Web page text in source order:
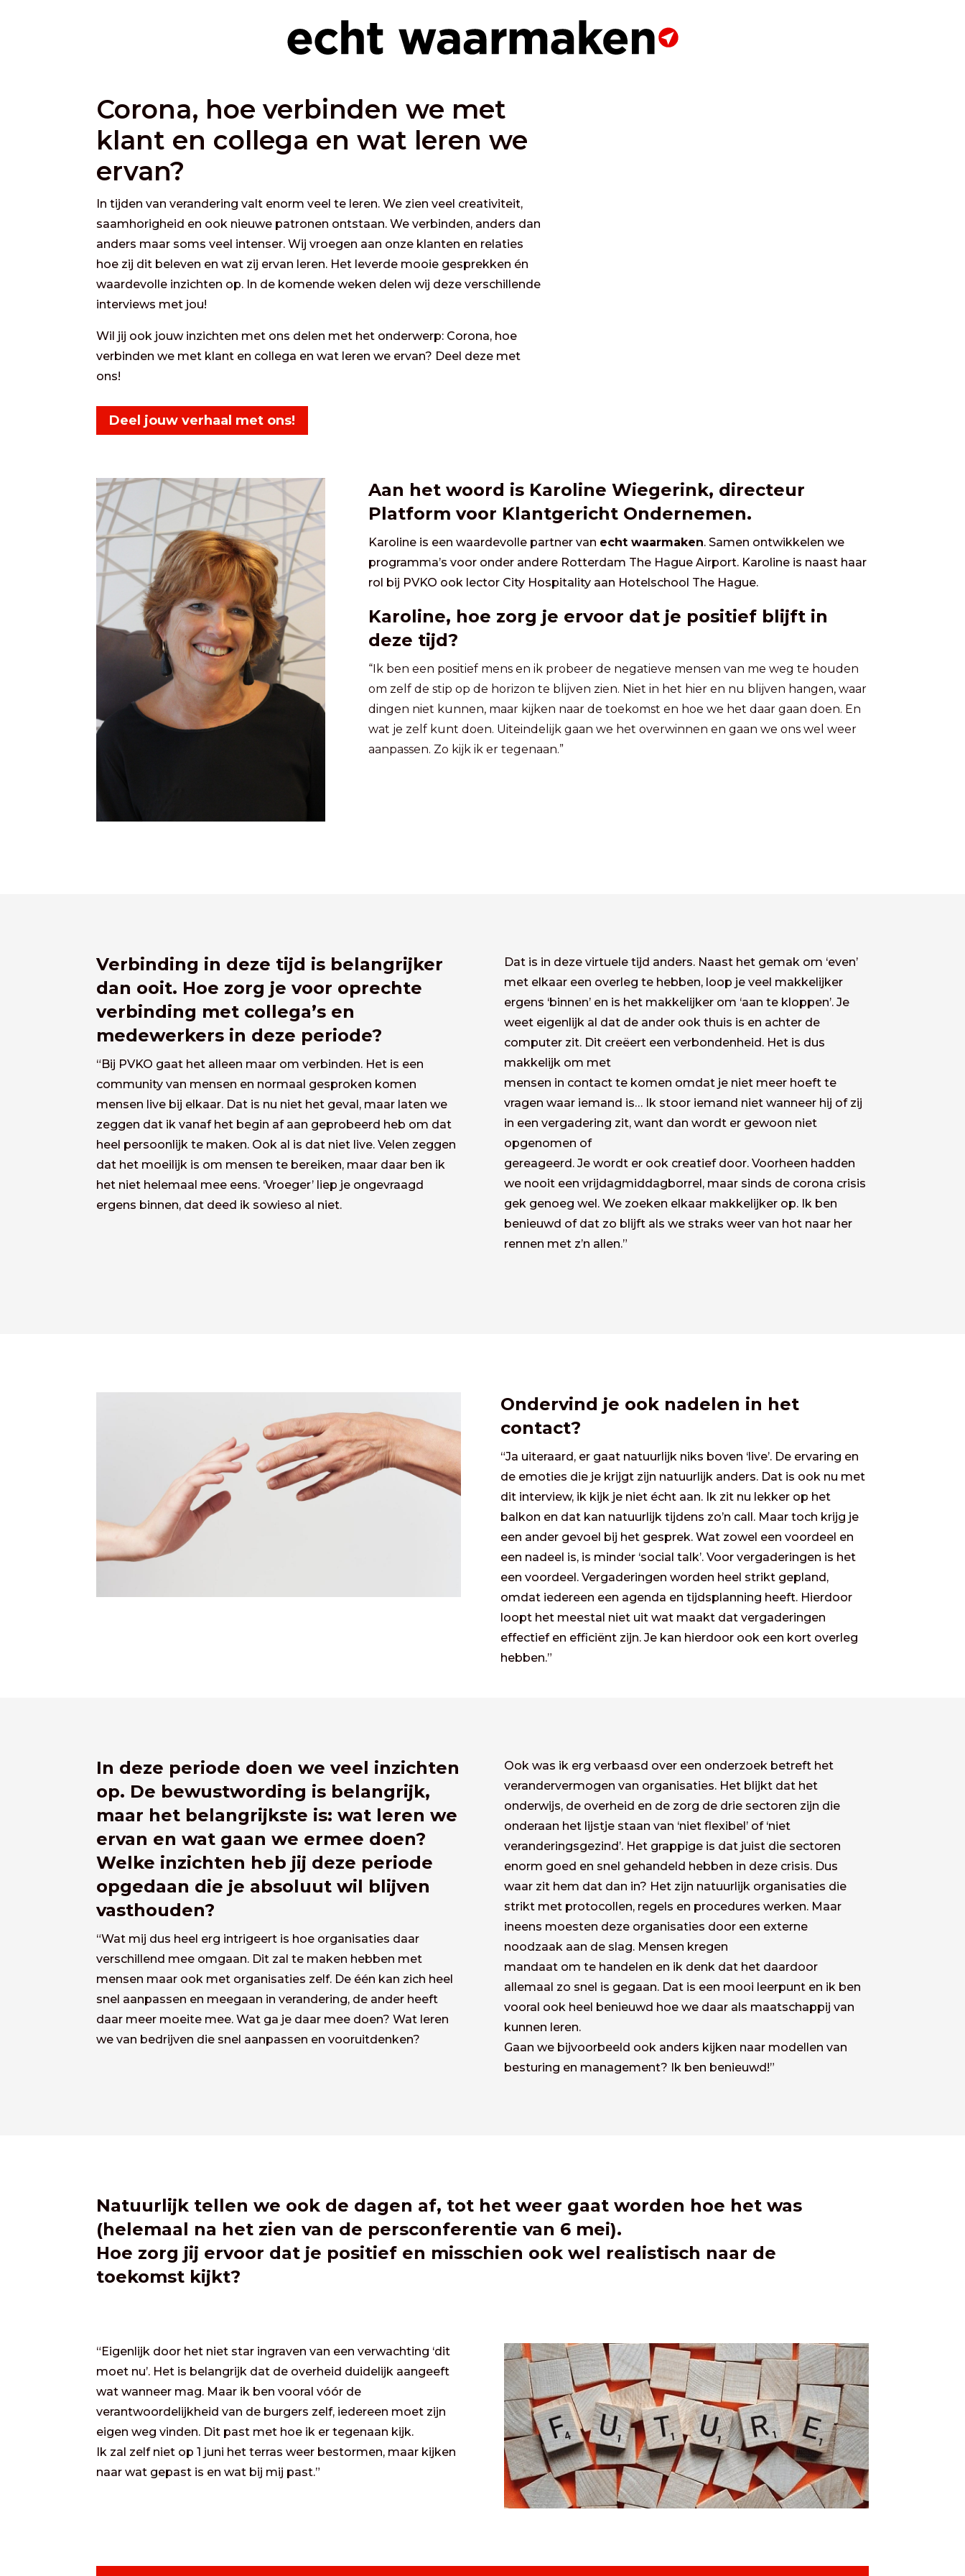
Corona, hoe verbinden we met
klant en collega en wat leren we
ervan?
In tijden van verandering valt enorm veel te leren. We zien veel creativiteit,
saamhorigheid en ook nieuwe patronen ontstaan. We verbinden, anders dan
anders maar soms veel intenser. Wij vroegen aan onze klanten en relaties
hoe zij dit beleven en wat zij ervan leren. Het leverde mooie gesprekken én
waardevolle inzichten op. In de komende weken delen wij deze verschillende
interviews met jou!
Wil jij ook jouw inzichten met ons delen met het onderwerp: Corona, hoe
verbinden we met klant en collega en wat leren we ervan? Deel deze met
ons!
Deel jouw verhaal met ons!
Aan het woord is Karoline Wiegerink, directeur
Platform voor Klantgericht Ondernemen.
Karoline is een waardevolle partner van echt waarmaken. Samen ontwikkelen we
programma’s voor onder andere Rotterdam The Hague Airport. Karoline is naast haar
rol bij PVKO ook lector City Hospitality aan Hotelschool The Hague.
Karoline, hoe zorg je ervoor dat je positief blijft in
deze tijd?
“Ik ben een positief mens en ik probeer de negatieve mensen van me weg te houden
om zelf de stip op de horizon te blijven zien. Niet in het hier en nu blijven hangen, waar
dingen niet kunnen, maar kijken naar de toekomst en hoe we het daar gaan doen. En
wat je zelf kunt doen. Uiteindelijk gaan we het overwinnen en gaan we ons wel weer
aanpassen. Zo kijk ik er tegenaan.”
Verbinding in deze tijd is belangrijker
dan ooit. Hoe zorg je voor oprechte
verbinding met collega’s en
medewerkers in deze periode?
“Bij PVKO gaat het alleen maar om verbinden. Het is een
community van mensen en normaal gesproken komen
mensen live bij elkaar. Dat is nu niet het geval, maar laten we
zeggen dat ik vanaf het begin af aan geprobeerd heb om dat
heel persoonlijk te maken. Ook al is dat niet live. Velen zeggen
dat het moeilijk is om mensen te bereiken, maar daar ben ik
het niet helemaal mee eens. ‘Vroeger’ liep je ongevraagd
ergens binnen, dat deed ik sowieso al niet.
Dat is in deze virtuele tijd anders. Naast het gemak om ‘even’
met elkaar een overleg te hebben, loop je veel makkelijker
ergens ‘binnen’ en is het makkelijker om ‘aan te kloppen’. Je
weet eigenlijk al dat de ander ook thuis is en achter de
computer zit. Dit creëert een verbondenheid. Het is dus
makkelijk om met
mensen in contact te komen omdat je niet meer hoeft te
vragen waar iemand is… Ik stoor iemand niet wanneer hij of zij
in een vergadering zit, want dan wordt er gewoon niet
opgenomen of
gereageerd. Je wordt er ook creatief door. Voorheen hadden
we nooit een vrijdagmiddagborrel, maar sinds de corona crisis
gek genoeg wel. We zoeken elkaar makkelijker op. Ik ben
benieuwd of dat zo blijft als we straks weer van hot naar her
rennen met z’n allen.”
Ondervind je ook nadelen in het
contact?
“Ja uiteraard, er gaat natuurlijk niks boven ‘live’. De ervaring en
de emoties die je krijgt zijn natuurlijk anders. Dat is ook nu met
dit interview, ik kijk je niet écht aan. Ik zit nu lekker op het
balkon en dat kan natuurlijk tijdens zo’n call. Maar toch krijg je
een ander gevoel bij het gesprek. Wat zowel een voordeel en
een nadeel is, is minder ‘social talk’. Voor vergaderingen is het
een voordeel. Vergaderingen worden heel strikt gepland,
omdat iedereen een agenda en tijdsplanning heeft. Hierdoor
loopt het meestal niet uit wat maakt dat vergaderingen
effectief en efficiënt zijn. Je kan hierdoor ook een kort overleg
hebben.”
In deze periode doen we veel inzichten
op. De bewustwording is belangrijk,
maar het belangrijkste is: wat leren we
ervan en wat gaan we ermee doen?
Welke inzichten heb jij deze periode
opgedaan die je absoluut wil blijven
vasthouden?
“Wat mij dus heel erg intrigeert is hoe organisaties daar
verschillend mee omgaan. Dit zal te maken hebben met
mensen maar ook met organisaties zelf. De één kan zich heel
snel aanpassen en meegaan in verandering, de ander heeft
daar meer moeite mee. Wat ga je daar mee doen? Wat leren
we van bedrijven die snel aanpassen en vooruitdenken?
Ook was ik erg verbaasd over een onderzoek betreft het
verandervermogen van organisaties. Het blijkt dat het
onderwijs, de overheid en de zorg de drie sectoren zijn die
onderaan het lijstje staan van ‘niet flexibel’ of ‘niet
veranderingsgezind’. Het grappige is dat juist die sectoren
enorm goed en snel gehandeld hebben in deze crisis. Dus
waar zit hem dat dan in? Het zijn natuurlijk organisaties die
strikt met protocollen, regels en procedures werken. Maar
ineens moesten deze organisaties door een externe
noodzaak aan de slag. Mensen kregen
mandaat om te handelen en ik denk dat het daardoor
allemaal zo snel is gegaan. Dat is een mooi leerpunt en ik ben
vooral ook heel benieuwd hoe we daar als maatschappij van
kunnen leren.
Gaan we bijvoorbeeld ook anders kijken naar modellen van
besturing en management? Ik ben benieuwd!”
Natuurlijk tellen we ook de dagen af, tot het weer gaat worden hoe het was
(helemaal na het zien van de persconferentie van 6 mei).
Hoe zorg jij ervoor dat je positief en misschien ook wel realistisch naar de
toekomst kijkt?
“Eigenlijk door het niet star ingraven van een verwachting ‘dit
moet nu’. Het is belangrijk dat de overheid duidelijk aangeeft
wat wanneer mag. Maar ik ben vooral vóór de
verantwoordelijkheid van de burgers zelf, iedereen moet zijn
eigen weg vinden. Dit past met hoe ik er tegenaan kijk.
Ik zal zelf niet op 1 juni het terras weer bestormen, maar kijken
naar wat gepast is en wat bij mij past.”